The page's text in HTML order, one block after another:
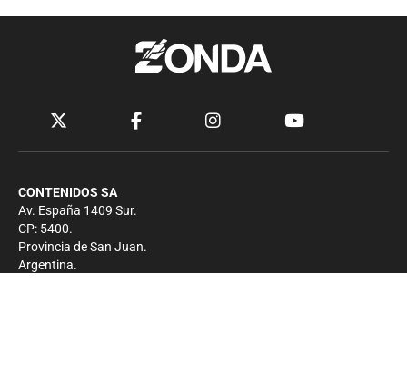
CONTENIDOS SA
Av. España 1409 Sur.
CP: 5400.
Provincia de San Juan.
Argentina.